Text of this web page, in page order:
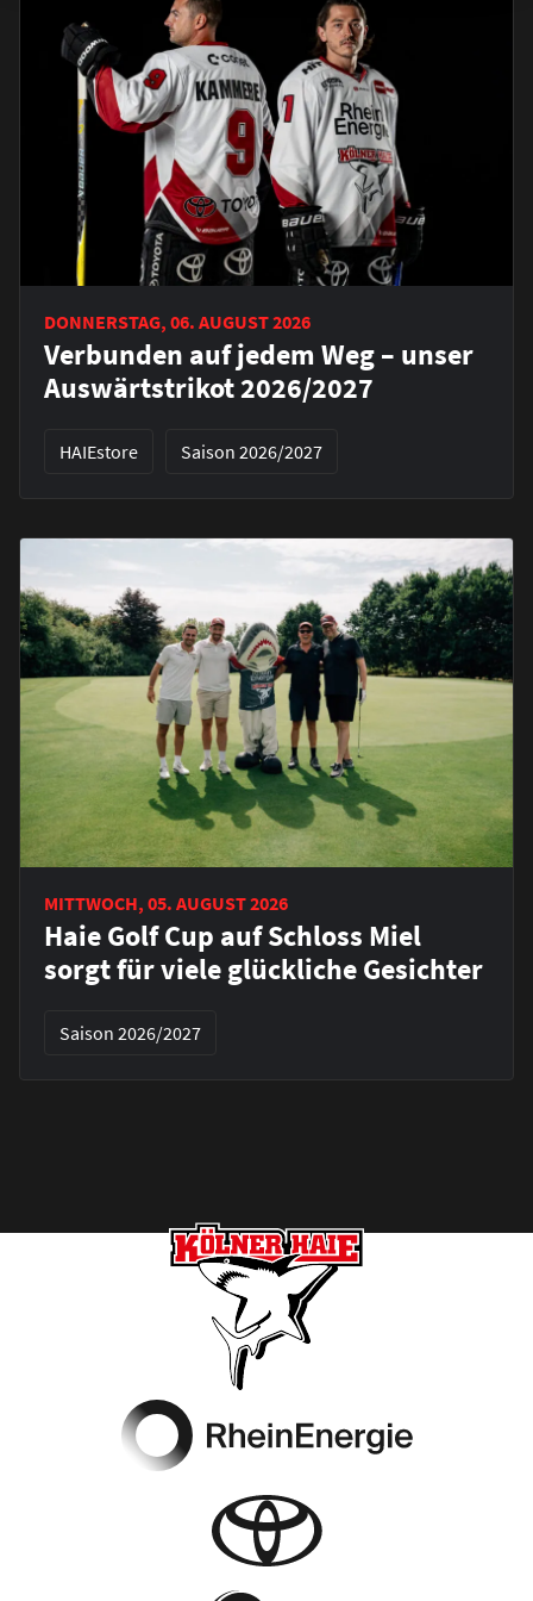
DONNERSTAG, 06. AUGUST 2026
Verbunden auf jedem Weg – unser
Auswärtstrikot 2026/2027
HAIEstore Saison 2026/2027
MITTWOCH, 05. AUGUST 2026
Haie Golf Cup auf Schloss Miel
sorgt für viele glückliche Gesichter
Saison 2026/2027